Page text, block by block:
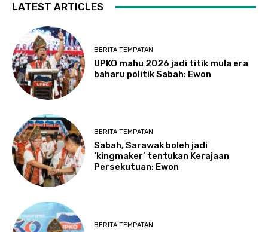
LATEST ARTICLES
BERITA TEMPATAN
UPKO mahu 2026 jadi titik mula era
baharu politik Sabah: Ewon
BERITA TEMPATAN
Sabah, Sarawak boleh jadi
‘kingmaker’ tentukan Kerajaan
Persekutuan: Ewon
BERITA TEMPATAN